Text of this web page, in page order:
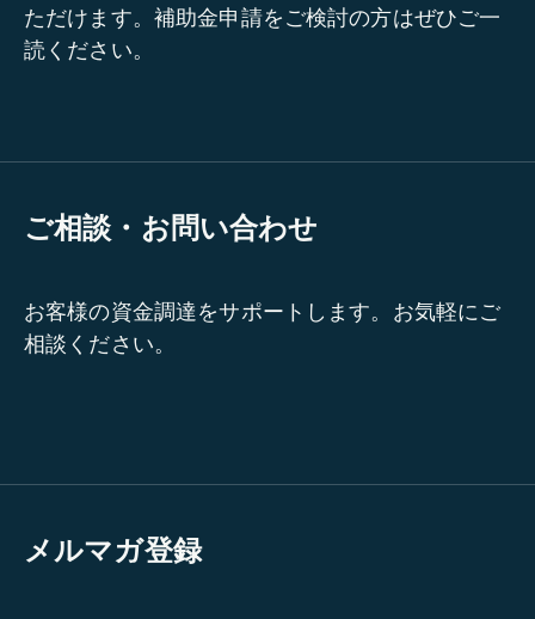
ただけます。補助金申請をご検討の方はぜひご一
読ください。
ご相談・お問い合わせ
お客様の資金調達をサポートします。お気軽にご
相談ください。
メルマガ登録